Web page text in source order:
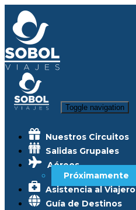
Toggle navigation
Nuestros Circuitos
Salidas Grupales
Aéreos
Próximamente
Asistencia al Viajero
Guía de Destinos